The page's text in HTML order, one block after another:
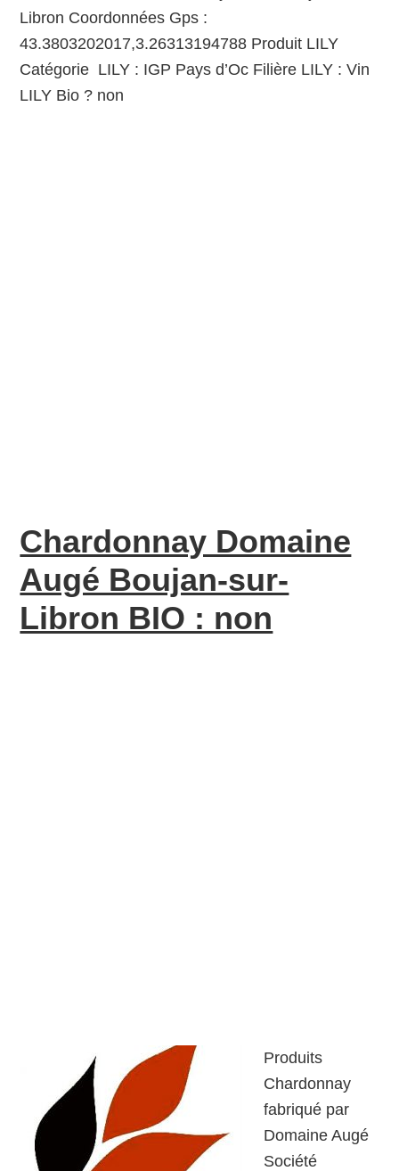
Libron Coordonnées Gps :
43.3803202017,3.26313194788 Produit LILY
Catégorie LILY : IGP Pays d’Oc Filière LILY : Vin
LILY Bio ? non
Chardonnay Domaine
Augé Boujan-sur-
Libron BIO : non
Produits
Chardonnay
fabriqué par
Domaine Augé
Société